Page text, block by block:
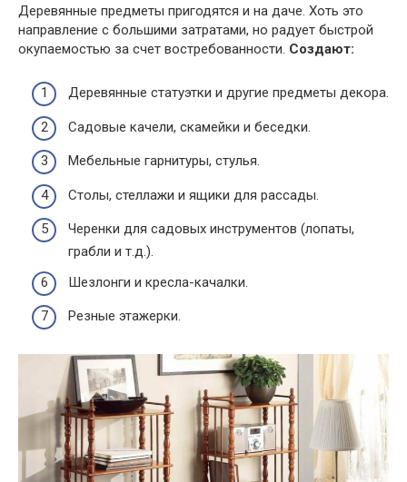
Деревянные предметы пригодятся и на даче. Хоть это
направление с большими затратами, но радует быстрой
окупаемостью за счет востребованности. Создают:
Деревянные статуэтки и другие предметы декора.
Садовые качели, скамейки и беседки.
Мебельные гарнитуры, стулья.
Столы, стеллажи и ящики для рассады.
Черенки для садовых инструментов (лопаты,
грабли и т.д.).
Шезлонги и кресла-качалки.
Резные этажерки.